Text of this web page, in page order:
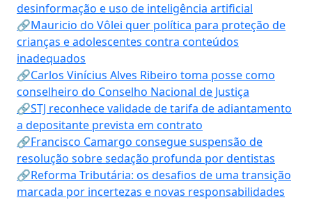
desinformação e uso de inteligência artificial
🔗Mauricio do Vôlei quer política para proteção de
crianças e adolescentes contra conteúdos
inadequados
🔗Carlos Vinícius Alves Ribeiro toma posse como
conselheiro do Conselho Nacional de Justiça
🔗STJ reconhece validade de tarifa de adiantamento
a depositante prevista em contrato
🔗Francisco Camargo consegue suspensão de
resolução sobre sedação profunda por dentistas
🔗Reforma Tributária: os desafios de uma transição
marcada por incertezas e novas responsabilidades